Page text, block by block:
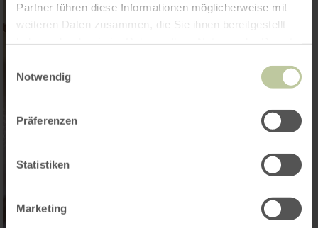
Partner führen diese Informationen möglicherweise mit
weiteren Daten zusammen, die Sie ihnen bereitgestellt
Notwendig
Präferenzen
Statistiken
Marketing